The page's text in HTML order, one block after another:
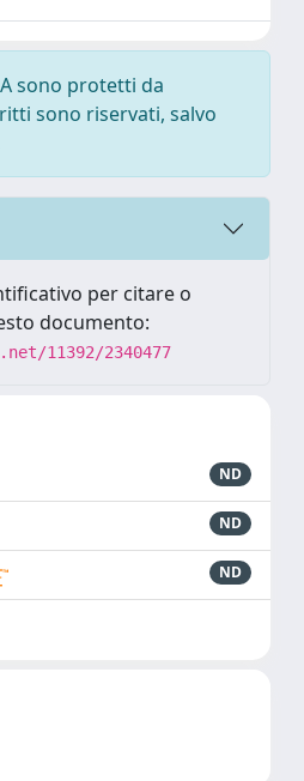
sono protetti da
sono riservati, salvo
per citare o
documento:
11392/2340477
ND
ND
ND